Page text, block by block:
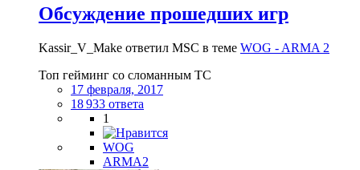
Обсуждение прошедших игр
Kassir_V_Make ответил MSC в теме WOG - ARMA 2
Топ гейминг со сломанным ТС
17 февраля, 2017
18 933 ответа
1
WOG
ARMA2